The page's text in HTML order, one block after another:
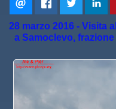
28 marzo 2016 - Visita
a Samoclevo,